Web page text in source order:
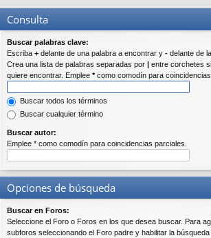
do
Consulta
Buscar palabras clave:
Escriba + delante de una palabra a encontrar y - delante de
Crea una lista de palabras separadas por
entre corchetes
quiere encontrar. Emplee *como comodín para coincidencias
Buscar todos los términos
Buscar cualquier término
Buscar autor:
Emplee * como comodín para coincidencias parciales.
Opciones de búsqueda
Buscar en Foros:
Seleccione el Foro o Foros en los que desea buscar. Para
subforos seleccionando el Foro padre y habilitar la